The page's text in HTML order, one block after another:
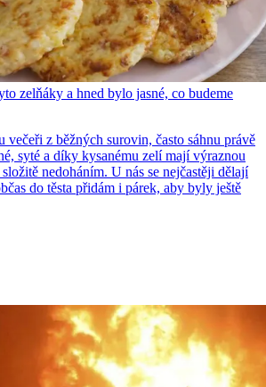
zelňáky a hned bylo jasné, co budeme
z běžných surovin, často sáhnu právě
syté a díky kysanému zelí mají výraznou
nedoháním. U nás se nejčastěji dělají
do těsta přidám i párek, aby byly ještě